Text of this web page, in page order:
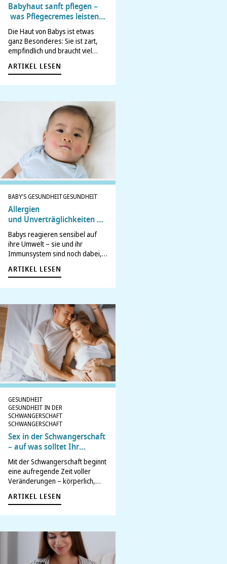
Babyhaut sanft pflegen –
was Pflegecremes leisten
können
Die Haut von Babys ist etwas
ganz Besonderes: Sie ist zart,
empfindlich und braucht viel
vollständig entwickelt und
oder Reizungen. Viele Eltern
stellen sich deshalb die Frage:
Braucht mein…
ARTIKEL LESEN
BABY'S GESUNDHEITGESUNDHEIT
Allergien
und Unverträglichkeiten bei
Babys: So erkennst du
Symptome und schützt dein
Kind
Babys reagieren sensibel auf
ihre Umwelt – sie und ihr
Immunsystem sind noch dabei,
Wenn plötzlich ein Ausschlag
ungewohnt klingt, geraten viele
Eltern verständlicherweise in
Sorge. Könnte es…
ARTIKEL LESEN
GESUNDHEIT
GESUNDHEIT IN DER
SCHWANGERSCHAFT
SCHWANGERSCHAFT
Sex in der Schwangerschaft
– auf was solltet Ihr
achten?
Mit der Schwangerschaft beginnt
eine aufregende Zeit voller
Veränderungen – körperlich,
Partnerschaft. Viele werdende
plötzlich anders an. Fragen
tauchen auf, Unsicherheiten
vielleicht auch. Was ist erlaubt?
ARTIKEL LESEN